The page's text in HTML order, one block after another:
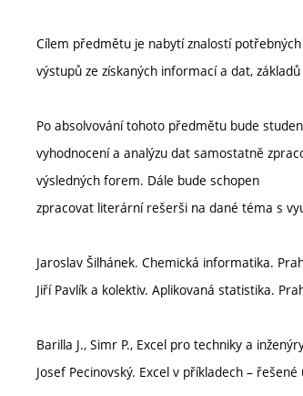
Cílem předmětu je nabytí znalostí
výstupů ze získaných informací a dat,
Po absolvování tohoto předmětu bude
vyhodnocení a analýzu dat samostatně
výsledných forem. Dále bude schopen
zpracovat literární rešerši na dané téma s
Jaroslav Šilhánek. Chemická informatika.
Jiří Pavlík a kolektiv. Aplikovaná statistika.
Barilla J., Simr P., Excel pro techniky a
Josef Pecinovský. Excel v příkladech –